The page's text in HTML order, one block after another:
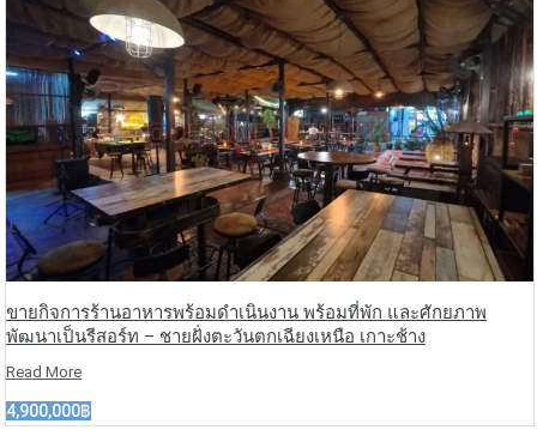
ขายกิจการร้านอาหารพร้อมดำเนินงาน พร้อมที่พัก และศักยภาพ
พัฒนาเป็นรีสอร์ท – ชายฝั่งตะวันตกเฉียงเหนือ เกาะช้าง
Read More
4,900,000฿